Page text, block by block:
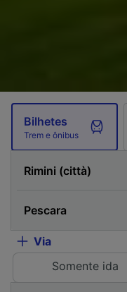
Bilhetes
Trem e ônibus
Via
Somente ida